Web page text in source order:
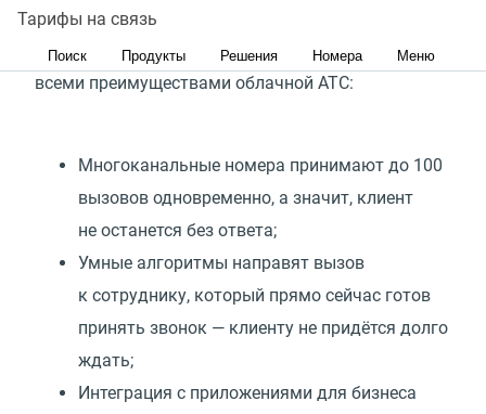
Тарифы на связь
Поиск Продукты Решения Номера Меню
GSM ( стандарт цифровой сотовой связи второго
поколения), а через ИПТ-телефонию¹ и обладает
всеми преимуществами облачной АТС:
Многоканальные номера принимают до 100
вызовов одновременно, а значит, клиент
не останется без ответа;
Умные алгоритмы направят вызов
к сотруднику, который прямо сейчас готов
принять звонок — клиенту не придётся долго
ждать;
Интеграция с приложениями для бизнеса